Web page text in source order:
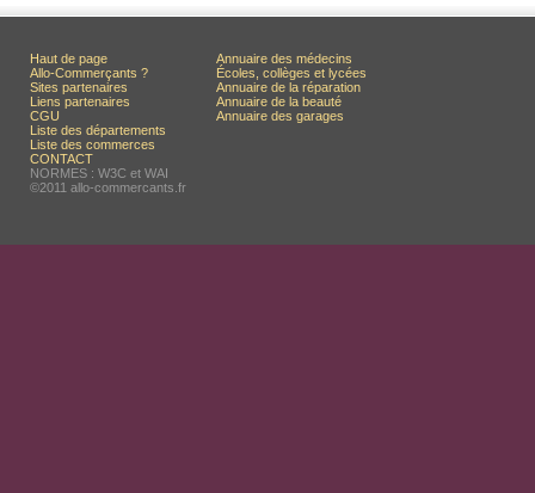
Haut de page
Allo-Commerçants ?
Sites partenaires
Liens partenaires
CGU
Liste des départements
Liste des commerces
CONTACT
NORMES : W3C et WAI
©2011 allo-commercants.fr
Annuaire des médecins
Écoles, collèges et lycées
Annuaire de la réparation
Annuaire de la beauté
Annuaire des garages